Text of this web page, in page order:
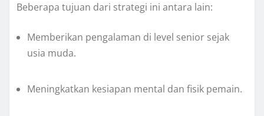
Beberapa tujuan dari strategi ini antara lain:
Memberikan pengalaman di level senior sejak
usia muda.
Meningkatkan kesiapan mental dan fisik pemain.